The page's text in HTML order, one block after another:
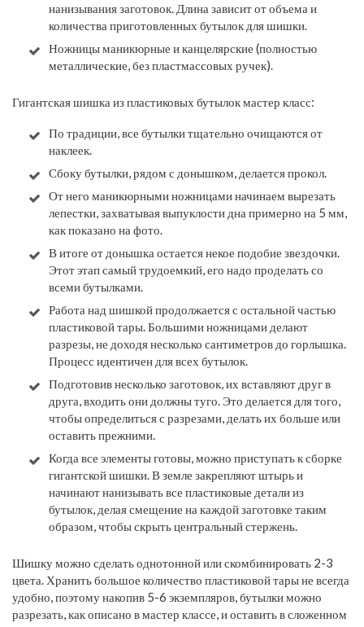
нанизывания заготовок. Длина зависит от объема и
количества приготовленных бутылок для шишки.
Ножницы маникюрные и канцелярские (полностью
металлические, без пластмассовых ручек).
Гигантская шишка из пластиковых бутылок мастер класс:
По традиции, все бутылки тщательно очищаются от
наклеек.
Сбоку бутылки, рядом с донышком, делается прокол.
От него маникюрными ножницами начинаем вырезать
лепестки, захватывая выпуклости дна примерно на 5 мм,
как показано на фото.
В итоге от донышка остается некое подобие звездочки.
Этот этап самый трудоемкий, его надо проделать со
всеми бутылками.
Работа над шишкой продолжается с остальной частью
пластиковой тары. Большими ножницами делают
разрезы, не доходя несколько сантиметров до горлышка.
Процесс идентичен для всех бутылок.
Подготовив несколько заготовок, их вставляют друг в
друга, входить они должны туго. Это делается для того,
чтобы определиться с разрезами, делать их больше или
оставить прежними.
Когда все элементы готовы, можно приступать к сборке
гигантской шишки. В земле закрепляют штырь и
начинают нанизывать все пластиковые детали из
бутылок, делая смещение на каждой заготовке таким
образом, чтобы скрыть центральный стержень.
Шишку можно сделать однотонной или скомбинировать 2-3
цвета. Хранить большое количество пластиковой тары не всегда
удобно, поэтому накопив 5-6 экземпляров, бутылки можно
разрезать, как описано в мастер классе, и оставить в сложенном